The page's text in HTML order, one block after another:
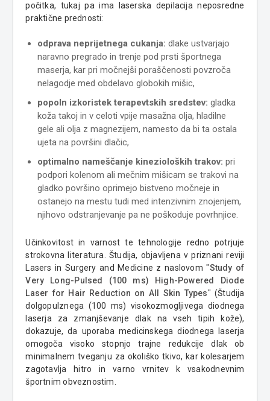
počitka, tukaj pa ima laserska depilacija neposredne
praktične prednosti:
odprava neprijetnega cukanja: dlake ustvarjajo
naravno pregrado in trenje pod prsti športnega
maserja, kar pri močnejši poraščenosti povzroča
nelagodje med obdelavo globokih mišic,
popoln izkoristek terapevtskih sredstev: gladka
koža takoj in v celoti vpije masažna olja, hladilne
gele ali olja z magnezijem, namesto da bi ta ostala
ujeta na površini dlačic,
optimalno nameščanje kinezioloških trakov: pri
podpori kolenom ali mečnim mišicam se trakovi na
gladko površino oprimejo bistveno močneje in
ostanejo na mestu tudi med intenzivnim znojenjem,
njihovo odstranjevanje pa ne poškoduje povrhnjice.
Učinkovitost in varnost te tehnologije redno potrjuje
strokovna literatura. Študija, objavljena v priznani reviji
Lasers in Surgery and Medicine z naslovom "Study of
Very Long-Pulsed (100 ms) High-Powered Diode
Laser for Hair Reduction on All Skin Types" (Študija
dolgopulznega (100 ms) visokozmogljivega diodnega
laserja za zmanjševanje dlak na vseh tipih kože),
dokazuje, da uporaba medicinskega diodnega laserja
omogoča visoko stopnjo trajne redukcije dlak ob
minimalnem tveganju za okoliško tkivo, kar kolesarjem
zagotavlja hitro in varno vrnitev k vsakodnevnim
športnim obveznostim.